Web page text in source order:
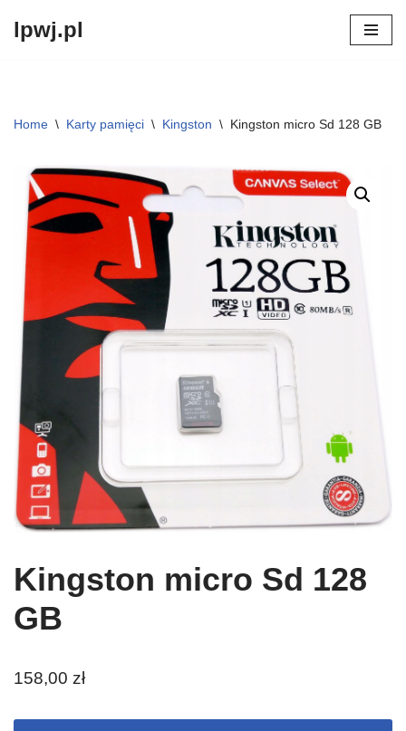
lpwj.pl
Home \ Karty pamięci \ Kingston \ Kingston micro Sd 128 GB
Kingston micro Sd 128
GB
158,00 zł